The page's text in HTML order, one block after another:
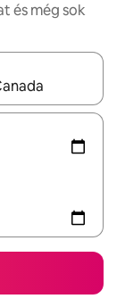
és még sok